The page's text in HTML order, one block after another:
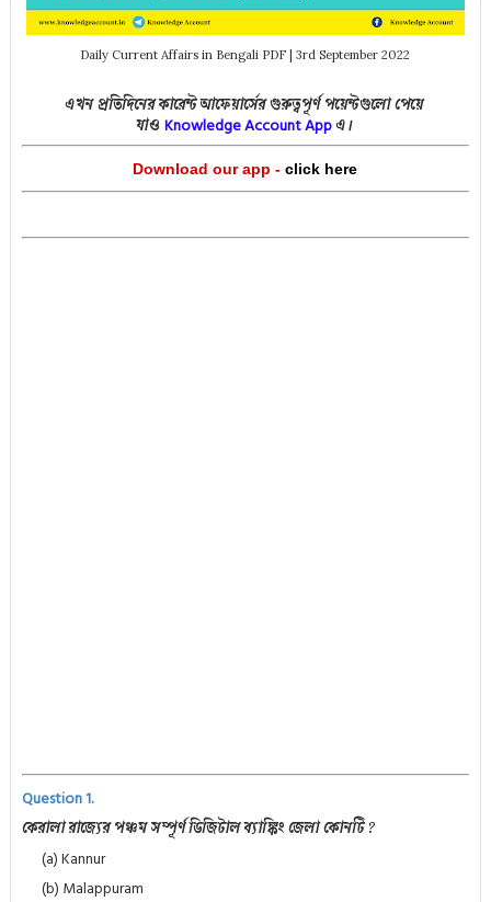
Daily Current Affairs in Bengali PDF | 3rd September 2022
এখন প্রতিদিনের কারেন্ট আফেয়ার্সের গুরুত্বপূর্ণ পয়েন্টগুলো পেয়ে
যাও Knowledge Account App এ।
Download our app - click here
Question 1.
কেরালা রাজ্যের পঞ্চম সম্পূর্ণ ডিজিটাল ব্যাঙ্কিং জেলা কোনটি ?
(a) Kannur
(b) Malappuram